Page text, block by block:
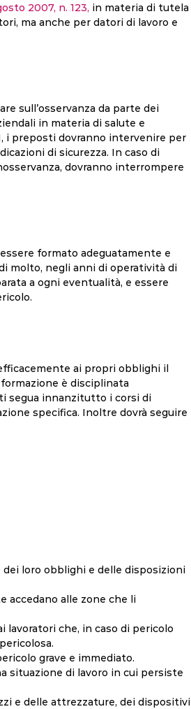
2007, n. 123, in materia di tutela
ma anche per datori di lavoro e
sull’osservanza da parte dei
in materia di salute e
i preposti dovranno intervenire per
di sicurezza. In caso di
dovranno interrompere
formato adeguatamente e
molto, negli anni di operatività di
a ogni eventualità, e essere
ai propri obblighi il
è disciplinata
segua innanzitutto i corsi di
specifica. Inoltre dovrà seguire
loro obblighi e delle disposizioni
accedano alle zone che li
lavoratori che, in caso di pericolo
grave e immediato.
situazione di lavoro in cui persiste
e delle attrezzature, dei dispositivi